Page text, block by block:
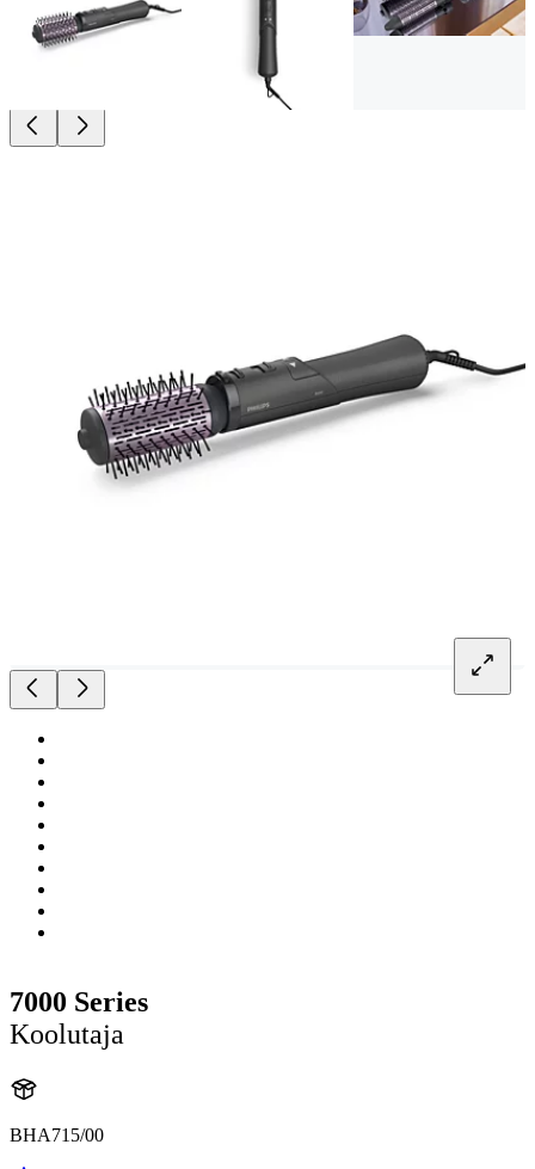
7000 Series
Koolutaja
BHA715/00